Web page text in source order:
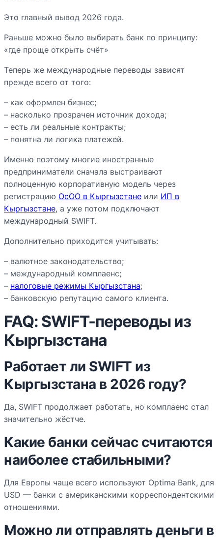
Это главный вывод 2026 года.
Раньше можно было выбирать банк по принципу:
«где проще открыть счёт»
Теперь же международные переводы зависят
прежде всего от того:
– как оформлен бизнес;
– насколько прозрачен источник дохода;
– есть ли реальные контракты;
– понятна ли логика платежей.
Именно поэтому многие иностранные
предприниматели сначала выстраивают
полноценную корпоративную модель через
регистрацию ОсОО в Кыргызстане или ИП в
Кыргызстане, а уже потом подключают
международный SWIFT.
Дополнительно приходится учитывать:
– валютное законодательство;
– международный комплаенс;
– налоговые режимы Кыргызстана;
– банковскую репутацию самого клиента.
FAQ: SWIFT-переводы из
Кыргызстана
Работает ли SWIFT из
Кыргызстана в 2026 году?
Да, SWIFT продолжает работать, но комплаенс стал
значительно жёстче.
Какие банки сейчас считаются
наиболее стабильными?
Для Европы чаще всего используют Optima Bank, для
USD — банки с американскими корреспондентскими
отношениями.
Можно ли отправлять деньги в